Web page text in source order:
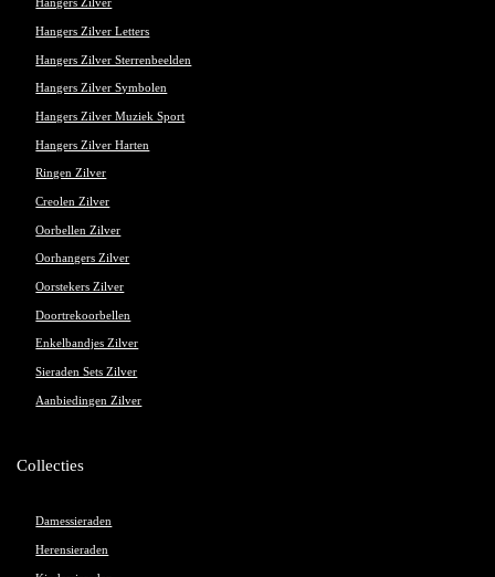
Hangers Zilver
Hangers Zilver Letters
Hangers Zilver Sterrenbeelden
Hangers Zilver Symbolen
Hangers Zilver Muziek Sport
Hangers Zilver Harten
Ringen Zilver
Creolen Zilver
Oorbellen Zilver
Oorhangers Zilver
Oorstekers Zilver
Doortrekoorbellen
Enkelbandjes Zilver
Sieraden Sets Zilver
Aanbiedingen Zilver
Collecties
Damessieraden
Herensieraden